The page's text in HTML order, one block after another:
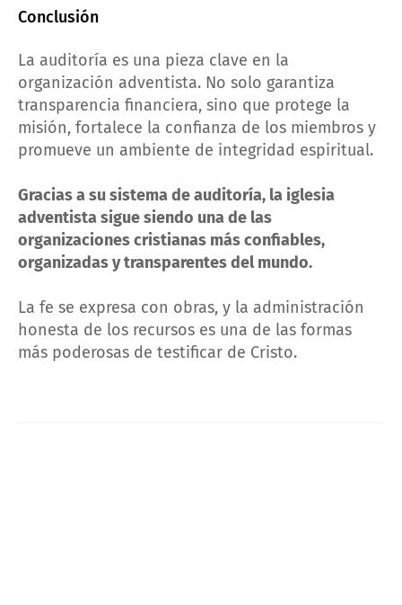
Conclusión
La auditoría es una pieza clave en la
organización adventista. No solo garantiza
transparencia financiera, sino que protege la
misión, fortalece la confianza de los miembros y
promueve un ambiente de integridad espiritual.
Gracias a su sistema de auditoría, la iglesia
adventista sigue siendo una de las
organizaciones cristianas más confiables,
organizadas y transparentes del mundo.
La fe se expresa con obras, y la administración
honesta de los recursos es una de las formas
más poderosas de testificar de Cristo.